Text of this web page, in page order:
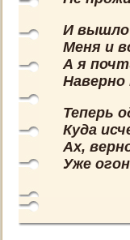
И вышло
Меня и
А я
Теперь
Куда
Ах,
Уже